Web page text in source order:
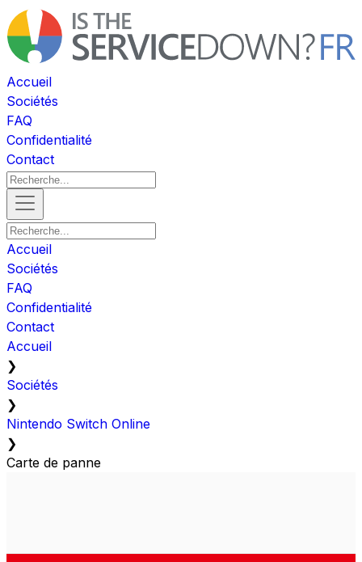
Accueil
Sociétés
FAQ
Confidentialité
Contact
Accueil
Sociétés
FAQ
Confidentialité
Contact
Accueil
❯
Sociétés
❯
Nintendo Switch Online
❯
Carte de panne